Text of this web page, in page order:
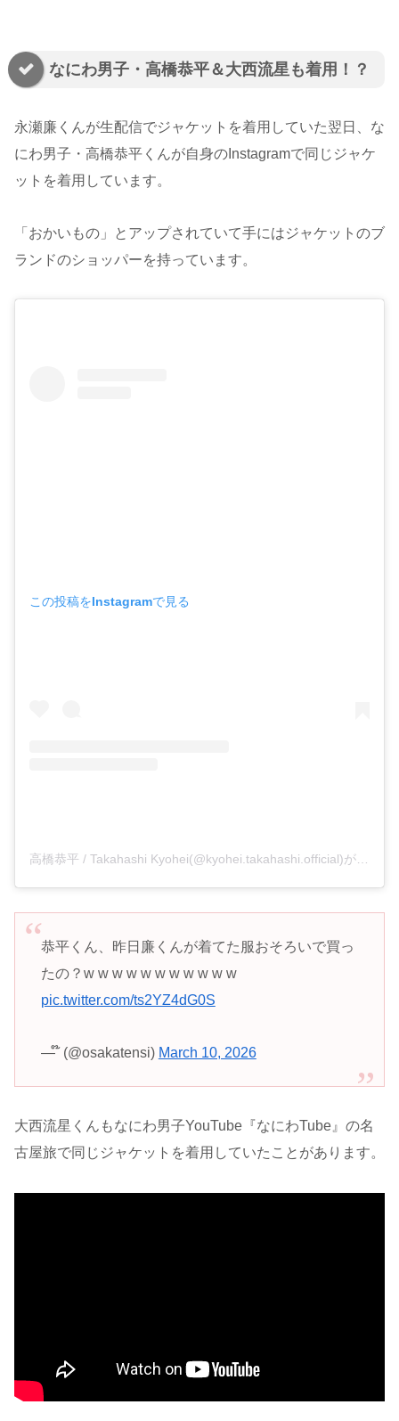
なにわ男子・高橋恭平＆大西流星も着用！？
永瀬廉くんが生配信でジャケットを着用していた翌日、な
にわ男子・高橋恭平くんが自身のInstagramで同じジャケ
ットを着用しています。
「おかいもの」とアップされていて手にはジャケットのブ
ランドのショッパーを持っています。
この投稿をInstagramで見る
恭平くん、昨日廉くんが着てた服おそろいで買っ
たの？w w w w w w w w w w w
pic.twitter.com/ts2YZ4dG0S
— ໊ (@osakatensi) March 10, 2026
大西流星くんもなにわ男子YouTube『なにわTube』の名
古屋旅で同じジャケットを着用していたことがあります。